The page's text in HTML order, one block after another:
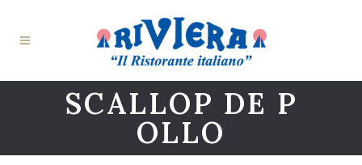
SCALLOP DE P
OLLO